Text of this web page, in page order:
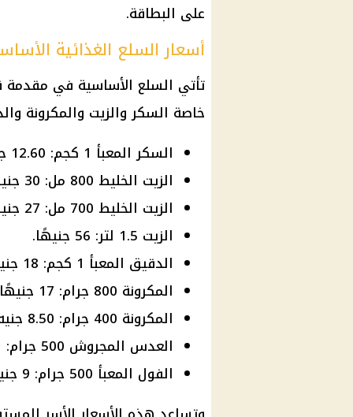
على البطاقة.
أسعار السلع الغذائية
تأتي السلع الأساسية في مقدمة
خاصة السكر والزيت والمكرونة
السكر المعبأ 1 كجم: 12.60 جنيه.
الزيت الخليط 800 مل: 30 جنيهًا.
الزيت الخليط 700 مل: 27 جنيهًا.
الزيت 1.5 لتر: 56 جنيهًا.
الدقيق المعبأ 1 كجم: 18 جنيهًا.
المكرونة 800 جرام: 17 جنيهًا.
المكرونة 400 جرام: 8.50 جنيه.
العدس المجروش 500 جرام: 21 جنيهًا.
الفول المعبأ 500 جرام: 9 جنيهات.